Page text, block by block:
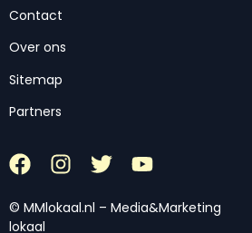
Contact
Over ons
Sitemap
Partners
© MMlokaal.nl – Media&Marketing
lokaal